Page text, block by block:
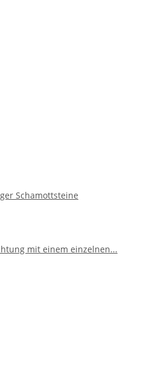
Schamottsteine